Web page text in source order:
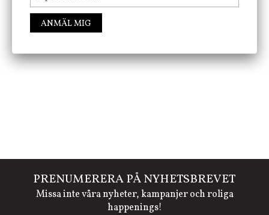
PRENUMERERA PÅ NYHETSBREVET
Missa inte våra nyheter, kampanjer och roliga
happenings!
ANMÄL MIG